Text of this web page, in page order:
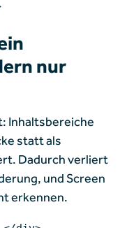
nur
Inhaltsbereiche
statt als
Dadurch verliert
und Screen
erkennen.